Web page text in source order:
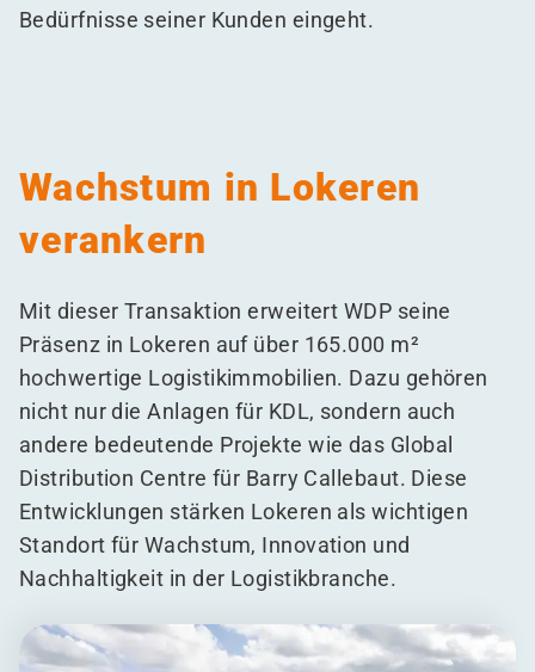
Bedürfnisse seiner Kunden eingeht.
Wachstum in Lokeren
verankern
Mit dieser Transaktion erweitert WDP seine
Präsenz in Lokeren auf über 165.000 m²
hochwertige Logistikimmobilien. Dazu gehören
nicht nur die Anlagen für KDL, sondern auch
andere bedeutende Projekte wie das Global
Distribution Centre für Barry Callebaut. Diese
Entwicklungen stärken Lokeren als wichtigen
Standort für Wachstum, Innovation und
Nachhaltigkeit in der Logistikbranche.